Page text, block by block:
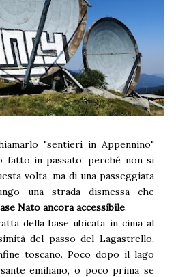
"sentieri in Appennino"
fatto in passato, perché non si
volta, ma di una passeggiata
una strada dismessa che
Nato ancora accessibile.
della base ubicata in cima al
del passo del Lagastrello,
toscano. Poco dopo il lago
emiliano, o poco prima se